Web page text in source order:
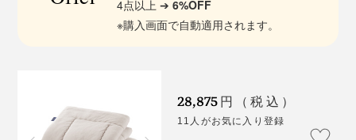
4点以上 ➔6%OFF
※購入画面で自動適用されます。
28,875 円（税込）
11人がお気に入り登録